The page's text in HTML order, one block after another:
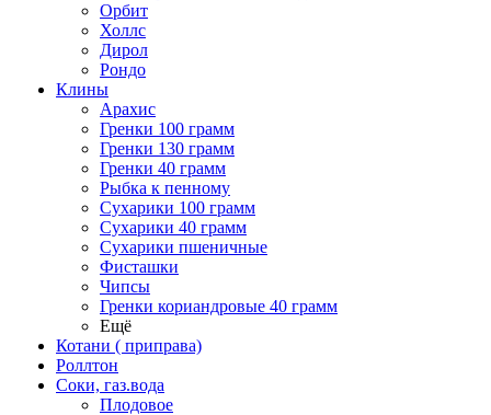
Орбит
Холлс
Дирол
Рондо
Клины
Арахис
Гренки 100 грамм
Гренки 130 грамм
Гренки 40 грамм
Рыбка к пенному
Сухарики 100 грамм
Сухарики 40 грамм
Сухарики пшеничные
Фисташки
Чипсы
Гренки кориандровые 40 грамм
Ещё
Котани ( приправа)
Роллтон
Соки, газ.вода
Плодовое